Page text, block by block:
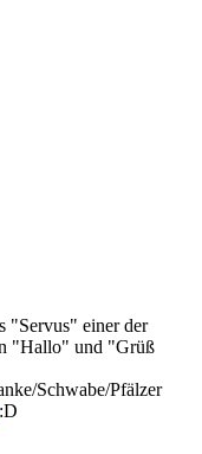
"Servus" einer der
"Hallo" und "Grüß
Schwabe/Pfälzer